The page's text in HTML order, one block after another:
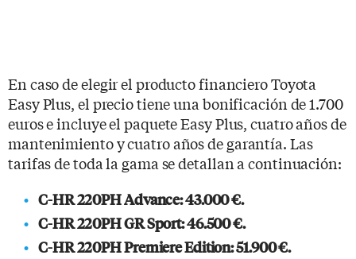
En caso de elegir el producto financiero Toyota
Easy Plus, el precio tiene una bonificación de 1.700
euros e incluye el paquete Easy Plus, cuatro años de
mantenimiento y cuatro años de garantía. Las
tarifas de toda la gama se detallan a continuación:
C-HR 220PH Advance: 43.000 €.
C-HR 220PH GR Sport: 46.500 €.
C-HR 220PH Premiere Edition: 51.900 €.